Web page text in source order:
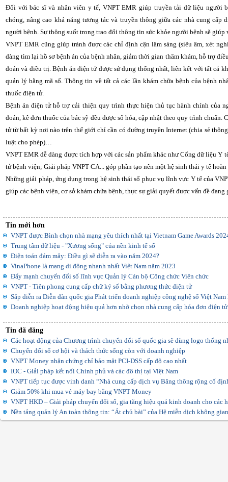
Đối với bác sĩ và nhân viên y tế, VNPT EMR giúp truyền tải dữ liệu người
chóng, nâng cao khả năng tương tác và truyền thông giữa các nhà cung cấp
người bệnh. Sự thông suốt trong trao đổi thông tin sức khỏe người bệnh sẽ
VNPT EMR cũng giúp tránh được các chỉ định cận lâm sàng (siêu âm, xét
dàng tìm lại hồ sơ bệnh án của bệnh nhân, giảm thời gian thăm khám, hỗ trợ
đoán và điều trị. Bệnh án điện tử được sử dụng thống nhất, liên kết với tất cả
quản lý bằng mã số. Thông tin về tất cả các lần khám chữa bệnh của bệnh
thuốc điện tử.
Bệnh án điện tử hỗ trợ cải thiện quy trình thực hiện thủ tục hành chính của
đoán, kê đơn thuốc của bác sỹ đều được số hóa, cập nhật theo quy trình chuẩn.
tử từ bất kỳ nơi nào trên thế giới chỉ cần có đường truyền Internet (chia sẻ
luật cho phép)…
VNPT EMR dễ dàng được tích hợp với các sản phẩm khác như Cổng dữ liệu Y
tử bệnh viện; Giải pháp VNPT CA... góp phần tạo nên một hệ sinh thái y tế
Những giải pháp, ứng dụng trong hệ sinh thái số phục vụ lĩnh vực Y tế của
giúp các bệnh viện, cơ sở khám chữa bệnh, thực sự giải quyết được vấn đề đang
Tin mới hơn
VNPT được Bình chọn nhà mạng yêu thích nhất tại Vietnam Game Awards
Trung tâm dữ liệu - "Xương sống" của nền kinh tế số
Điện toán đám mây: Điều gì sẽ diễn ra vào năm 2024?
VinaPhone là mạng di động nhanh nhất Việt Nam năm 2023
Đẩy mạnh chuyển đổi số lĩnh vực Quản lý Cán bộ Công chức Viên chức
VNPT - Tiên phong cung cấp chữ ký số bằng phương thức điện tử
Sắp diễn ra Diễn đàn quốc gia Phát triển doanh nghiệp công nghệ số Việt
Doanh nghiệp hoạt động hiệu quả hơn nhờ chọn nhà cung cấp hóa đơn điện
Tin đã đăng
Các hoạt động của Chương trình chuyển đổi số quốc gia sẽ dùng logo thống
Chuyển đổi số cơ hội và thách thức sống còn với doanh nghiệp
VNPT Money nhận chứng chỉ bảo mật PCI-DSS cấp độ cao nhất
IOC - Giải pháp kết nối Chính phủ và các đô thị tại Việt Nam
VNPT tiếp tục được vinh danh “Nhà cung cấp dịch vụ Băng thông rộng cố
Giảm 50% khi mua vé máy bay bằng VNPT Money
VNPT HKD – Giải pháp chuyển đổi số, gia tăng hiệu quả kinh doanh cho các
Nền tảng quản lý An toàn thông tin: “Át chủ bài” của Hệ miễn dịch không